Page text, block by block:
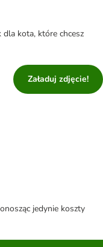
dla kota, które chcesz
Załaduj zdjęcie!
jedynie koszty